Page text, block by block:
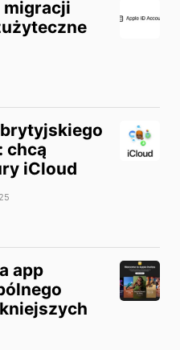
migracji
chcą
iCloud
app